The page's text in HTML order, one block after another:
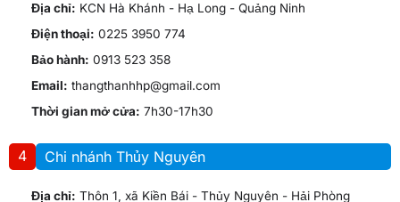
Địa chỉ: KCN Hà Khánh - Hạ Long - Quảng Ninh
Điện thoại: 0225 3950 774
Bảo hành: 0913 523 358
Email: thangthanhhp@gmail.com
Thời gian mở cửa: 7h30-17h30
4 Chi nhánh Thủy Nguyên
Địa chỉ: Thôn 1, xã Kiền Bái - Thủy Nguyên - Hải Phòng